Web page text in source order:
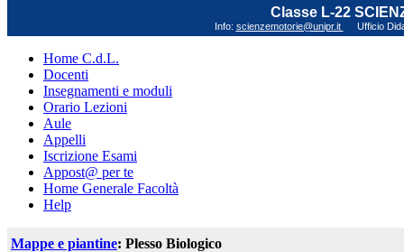
Classe L-22
Info: scienzemotorie@unipr.it Ufficio
Home C.d.L.
Docenti
Insegnamenti e moduli
Orario Lezioni
Aule
Appelli
Iscrizione Esami
Appost@ per te
Home Generale Facoltà
Help
Mappe e piantine: Plesso Biologico